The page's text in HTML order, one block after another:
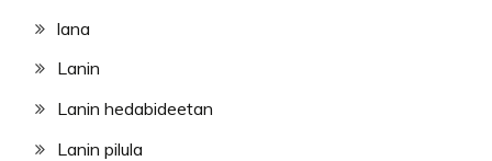
lana
Lanin
Lanin hedabideetan
Lanin pilula